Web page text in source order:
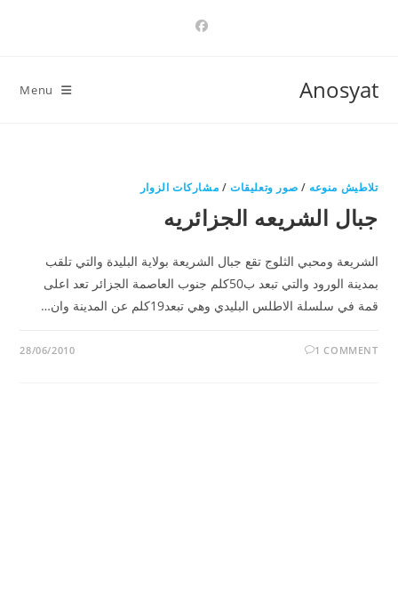
Anosyat
Menu
تلاطيش منوعه / صور وتعليقات / مشاركات الزوار
جبال الشريعه الجزائريه
الشريعة ومحبي الثلوج تقع جبال الشريعة بولاية البليدة والتي تلقب
بمدينة الورود والتي تبعد ب50كلم جنوب العاصمة الجزائر تعد اعلى
قمة في سلسلة الاطلس البليدي وهي تبعد19كلم عن المدينة وان…
1 COMMENT
28/06/2010